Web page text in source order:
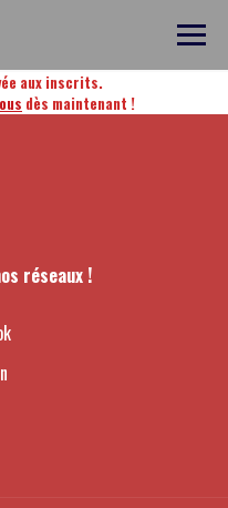
aux inscrits.
dès maintenant !
réseaux !